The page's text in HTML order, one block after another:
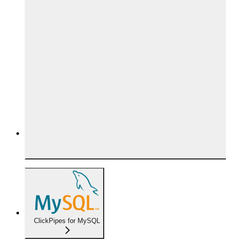
ClickPipes for MySQL